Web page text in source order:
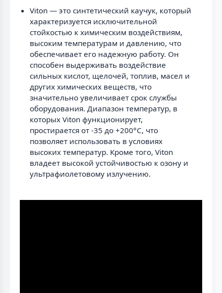
Viton — это синтетический каучук, который
характеризуется исключительной
стойкостью к химическим воздействиям,
высоким температурам и давлению, что
обеспечивает его надежную работу. Он
способен выдерживать воздействие
сильных кислот, щелочей, топлив, масел и
других химических веществ, что
значительно увеличивает срок службы
оборудования. Диапазон температур, в
которых Viton функционирует,
простирается от -35 до +200°C, что
позволяет использовать в условиях
высоких температур. Кроме того, Viton
владеет высокой устойчивостью к озону и
ультрафиолетовому излучению.